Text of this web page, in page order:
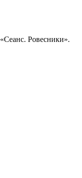
Ровесники».